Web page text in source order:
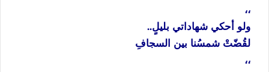
،،
ولو أحكي شهاداتي بليلٍ..
لقُضّتْ شمسُنا بين السجافِ
،،